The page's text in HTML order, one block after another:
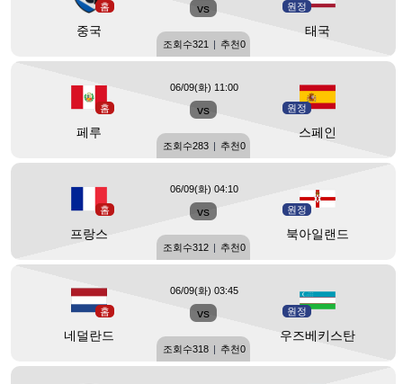
홈
중국
vs 원정
태국
조회수321 | 추천0
홈
페루
vs 원정
스페인
06/09(화) 11:00
조회수283 | 추천0
홈
프랑스
vs 원정
북아일랜드
06/09(화) 04:10
조회수312 | 추천0
홈
네덜란드
vs 원정
우즈베키스탄
06/09(화) 03:45
조회수318 | 추천0